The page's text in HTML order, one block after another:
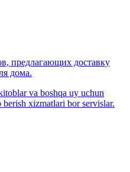
предлагающих доставку
дома.
va boshqa uy uchun
xizmatlari bor servislar.